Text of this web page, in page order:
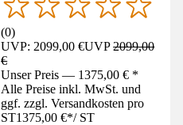
(0)
UVP: 2099,00 €UVP2099,00
€
Unser Preis — 1375,00 € *
Alle Preise inkl. MwSt. und
ggf. zzgl. Versandkosten pro
ST1375,00 €*/ ST